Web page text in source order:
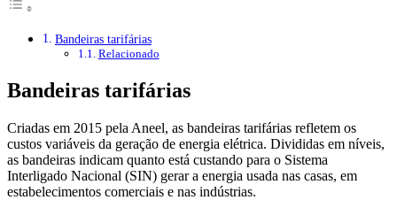
Bandeiras tarifárias
Relacionado
Bandeiras tarifárias
Criadas em 2015 pela Aneel, as bandeiras tarifárias refletem os
custos variáveis da geração de energia elétrica. Divididas em níveis,
as bandeiras indicam quanto está custando para o Sistema
Interligado Nacional (SIN) gerar a energia usada nas casas, em
estabelecimentos comerciais e nas indústrias.